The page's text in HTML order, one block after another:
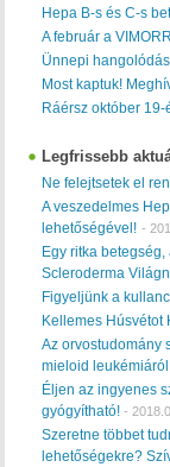
Hepa B-s és C-s
A február a
Ünnepi
Most kaptuk!
Ráérsz október
Legfrissebb
Ne felejtsetek el
A veszedelmes
lehetőségével! -
Egy ritka
Scleroderma
Figyeljünk a
Kellemes Húsvétot
Az orvostudomány
mieloid
Éljen az ingyenes
gyógyítható!-
Szeretne többet
lehetőségekre?